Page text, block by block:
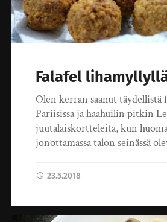
Falafel
Olen kerran saanut täydellistä
Pariisissa ja haahuilin pitkin
juutalaiskortteleita, kun
jonottamassa talon seinässä
23.5.2018